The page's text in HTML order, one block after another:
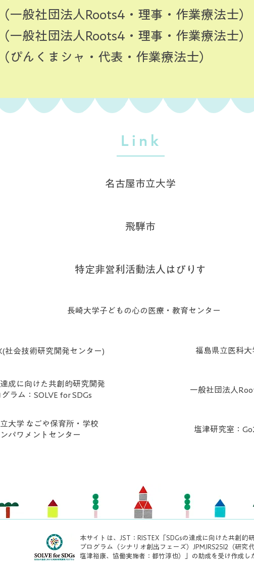
一般社団法人Roots4・理事・作業療法士）
一般社団法人Roots4・理事・作業療法士）
ぴんくまシャ・代表・作業療法士）
Link
名古屋市立大学
飛騨市
特定非営利活動法人はびりす
長崎大学子どもの心の医療・教育センター
社会技術研究開発センター)
成に向けた共創的研究開発
グラム：SOLVE for SDGs
大学 なごや保育所・学校
パワメントセンター
福島県立医科大
一般社団法人
塩津研究室：
本サイトは、JST：RISTEX「SDGsの達成に向けた共創的
プログラム（シナリオ創出フェーズ）JPMJRS25I2（研究
塩津裕康、協働実施者：都竹淳也）」の助成を受け作成し